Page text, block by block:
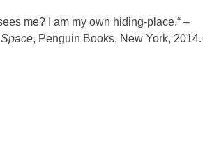
me? I am my own hiding-place.“ –
, Penguin Books, New York, 2014.